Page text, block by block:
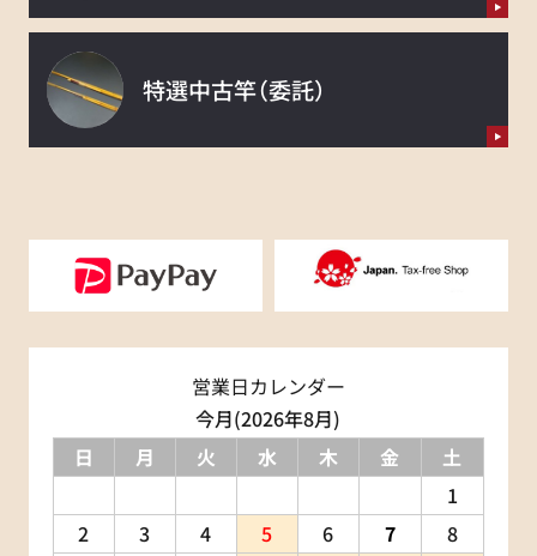
特選中古竿（委託）
営業日カレンダー
今月(2026年8月)
日
月 火 水 木 金
土
1
2
3 4 5 6 7
8